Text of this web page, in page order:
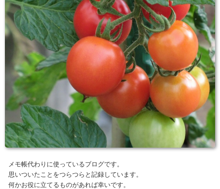
メモ帳代わりに使っているブログです。
思いついたことをつらつらと記録しています。
何かお役に立てるものがあれば幸いです。